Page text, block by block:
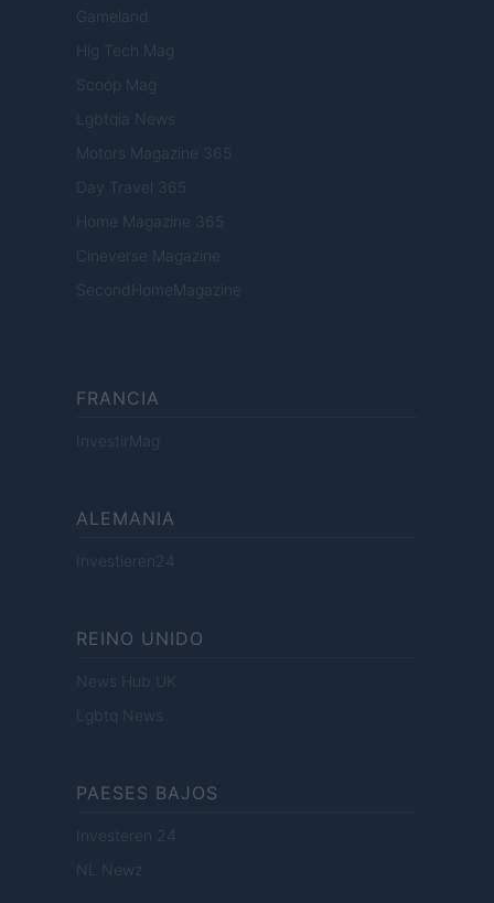
Gameland
Hig Tech Mag
Scoop Mag
Lgbtqia News
Motors Magazine 365
Day Travel 365
Home Magazine 365
Cineverse Magazine
SecondHomeMagazine
FRANCIA
InvestirMag
ALEMANIA
Investieren24
REINO UNIDO
News Hub UK
Lgbtq News
PAESES BAJOS
Investeren 24
NL Newz